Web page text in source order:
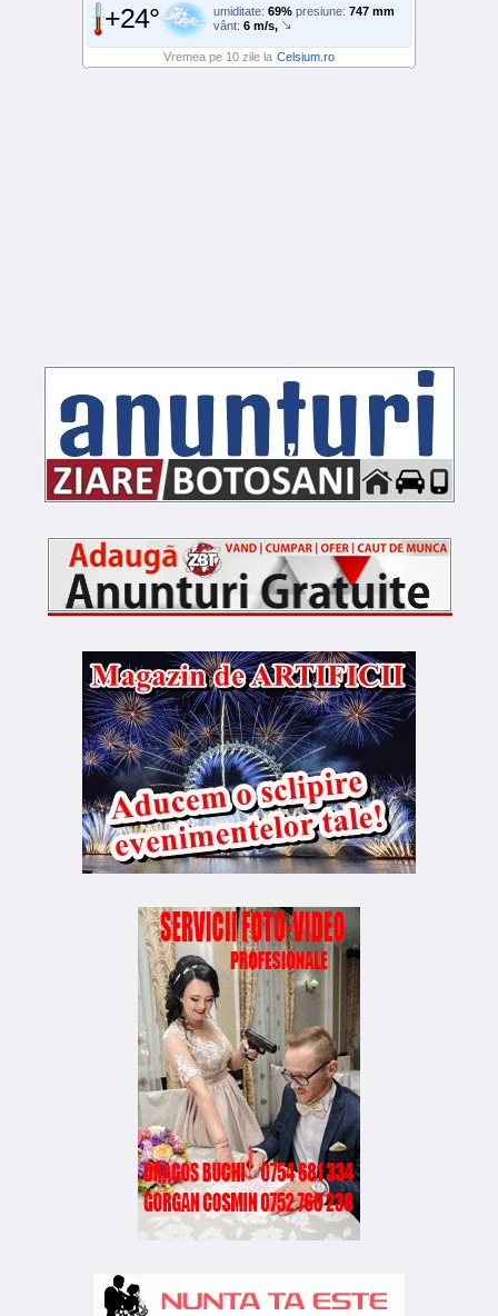
+24° umiditate: 69% presiune: 747 mm
vânt: 6 m/s,
Vremea pe 10 zile la Celsium.ro